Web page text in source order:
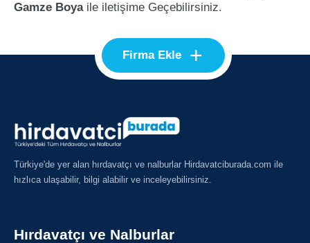
Gamze Boyaile iletişime Geçebilirsiniz.
Firma Ekle +
Türkiye'de yer alan hırdavatçı ve nalburlar Hirdavatciburada.com ile
hızlıca ulaşabilir, bilgi alabilir ve inceleyebilirsiniz.
Hırdavatçı ve Nalburlar